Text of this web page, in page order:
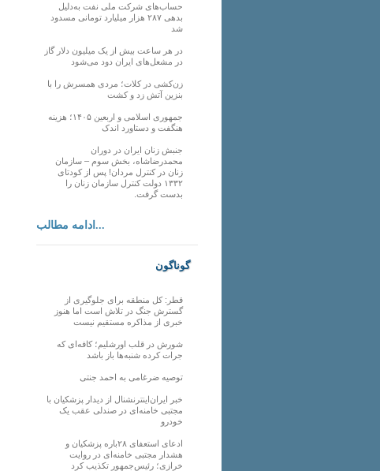
حساب‌های شرکت ملی نفت به‌دلیل
بدهی ۲۸۷ هزار میلیارد تومانی مسدود
شد
در هر ساعت بیش از یک میلیون دلار گاز
در مشعل‌های ایران دود می‌شود
زن‌کشی در کلات؛ مردی همسرش را با
بنزین آتش زد و کشت
جمهوری اسلامی و اربعین ۱۴۰۵؛ هزینه
هنگفت و دستاورد اندک
جنبش زنان ایران در دوران
محمدرضاشاه، بخش سوم – سازمان
زنان در کنترل مردان! پس از کودتای
۱۳۳۲ دولت کنترل سازمان زنان را
بدست گرفت.
ادامه مطالب...
گوناگون
قطر: کل منطقه برای جلوگیری از
گسترش جنگ در تلاش است اما هنوز
خبری از مذاکره مستقیم نیست
شورش در قلب اورشلیم؛ کافه‌ای که
جرات کرده شنبه‌ها باز باشد
توصیه ضرغامی به احمد جنتی
خبر ایران‌اینترنشنال از دیدار پزشکیان با
مجتبی خامنه‌ای در صندلی عقب یک
خودرو
ادعای استعفای ۲۸باره پزشکیان و
هشدار مجتبی خامنه‌ای در روایت
خرازی؛ رئیس‌جمهور تکذیب کرد